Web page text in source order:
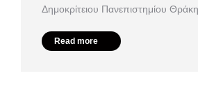
Δημοκρίτειου Πανεπιστημίου
Read more